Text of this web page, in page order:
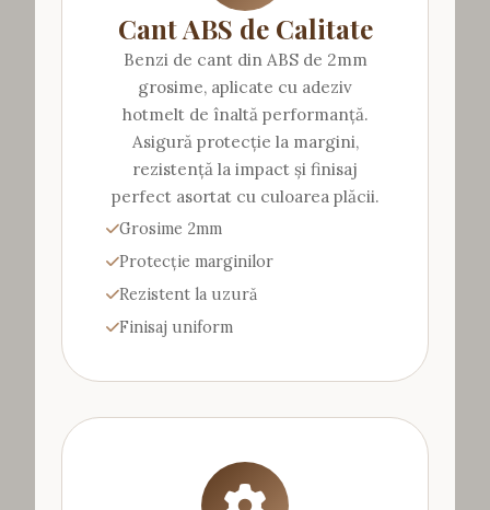
Cant ABS de Calitate
Benzi de cant din ABS de 2mm
grosime, aplicate cu adeziv
hotmelt de înaltă performanță.
Asigură protecție la margini,
rezistență la impact și finisaj
perfect asortat cu culoarea plăcii.
Grosime 2mm
Protecție marginilor
Rezistent la uzură
Finisaj uniform